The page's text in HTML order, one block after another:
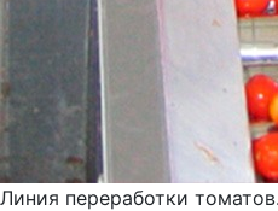
Линия переработки